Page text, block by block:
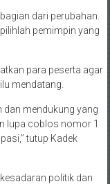
dari perubahan.
pemimpin yang
para peserta agar
mendatang.
dan mendukung yang
lupa coblos nomor 1
tutup Kadek
politik dan